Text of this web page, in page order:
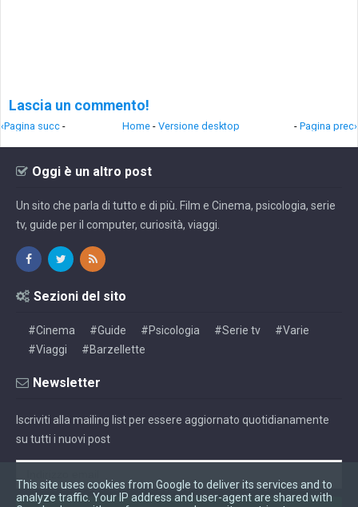
Lascia un commento!
‹Pagina succ - - Pagina prec›
Home - Versione desktop
Oggi è un altro post
Un sito che parla di tutto e di più. Film e Cinema, psicologia, serie
tv, guide per il computer, curiosità, viaggi.
Sezioni del sito
#Cinema #Guide #Psicologia #Serie tv
#Varie
#Viaggi
#Barzellette
Newsletter
Iscriviti alla mailing list per essere aggiornato quotidianamente
su tutti i nuovi post
This site uses cookies from Google to deliver its services and to
analyze traffic. Your IP address and user-agent are shared with